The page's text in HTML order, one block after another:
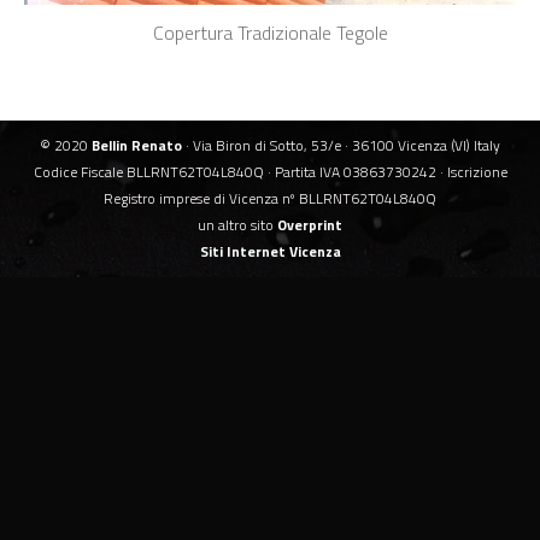
Copertura Tradizionale Tegole
© 2020 Bellin Renato · Via Biron di Sotto, 53/e · 36100 Vicenza (VI) Italy
Codice Fiscale BLLRNT62T04L840Q · Partita IVA 03863730242 · Iscrizione
Registro imprese di Vicenza nº BLLRNT62T04L840Q
un altro sito Overprint
Siti Internet Vicenza